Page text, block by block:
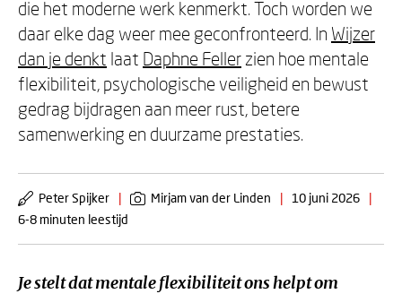
die het moderne werk kenmerkt. Toch worden we
daar elke dag weer mee geconfronteerd. In Wijzer
dan je denkt laat Daphne Feller zien hoe mentale
flexibiliteit, psychologische veiligheid en bewust
gedrag bijdragen aan meer rust, betere
samenwerking en duurzame prestaties.
Peter Spijker | Mirjam van der Linden | 10 juni 2026
|
6-8 minuten leestijd
Je stelt dat mentale flexibiliteit ons helpt om